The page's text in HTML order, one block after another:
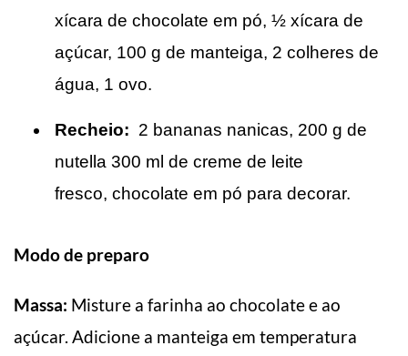
xícara de chocolate em pó, ½ xícara de
açúcar, 100 g de manteiga, 2 colheres de
água, 1 ovo.
Recheio: 2 bananas nanicas, 200 g de
nutella 300 ml de creme de leite
fresco, chocolate em pó para decorar.
Modo de preparo
Massa: Misture a farinha ao chocolate e ao
açúcar. Adicione a manteiga em temperatura